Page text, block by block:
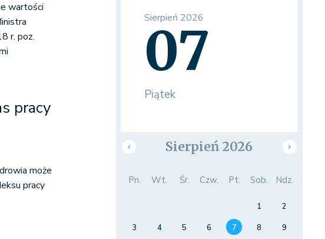
wartości
r. poz.
pracy
może
pracy
Sierpień 2026
07
Piątek
Sierpień 2026
Pn. Wt. Śr. Czw. Pt. Sob. Ndz.
1
2
3
4 5 6 7 8
9